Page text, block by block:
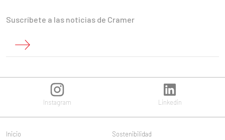
Suscríbete a las noticias de Cramer
Instagram Linkedin
Inicio Sostenibilidad